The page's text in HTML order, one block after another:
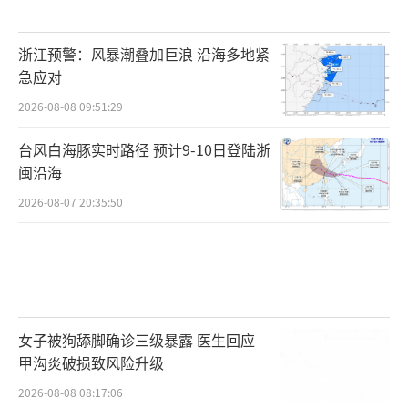
浙江预警：风暴潮叠加巨浪 沿海多地紧
急应对
2026-08-08 09:51:29
台风白海豚实时路径 预计9-10日登陆浙
闽沿海
2026-08-07 20:35:50
女子被狗舔脚确诊三级暴露 医生回应
甲沟炎破损致风险升级
2026-08-08 08:17:06